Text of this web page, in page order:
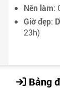
Nên làm:
Giờ đẹp:
23h)
Bảng